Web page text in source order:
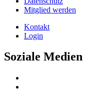
Mitglied werden
Kontakt
Login
Soziale Medien